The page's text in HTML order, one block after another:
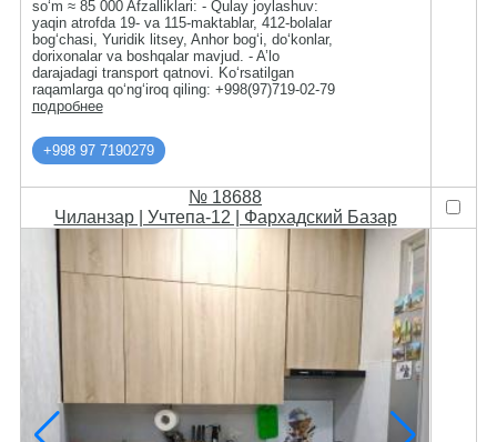
so‘m ≈ 85 000 Afzalliklari: - Qulay joylashuv:
yaqin atrofda 19- va 115-maktablar, 412-bolalar
bog‘chasi, Yuridik litsey, Anhor bog‘i, do‘konlar,
dorixonalar va boshqalar mavjud. - A’lo
darajadagi transport qatnovi. Ko‘rsatilgan
raqamlarga qo‘ng‘iroq qiling: +998(97)719-02-79
подробнее
+998 97 7190279
№ 18688
Чиланзар | Учтепа-12 | Фархадский Базар